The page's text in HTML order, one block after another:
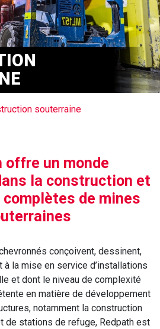
souterraine
offre un monde
la construction et
de mines
conçoivent, dessinent,
la mise en service d’installations
et dont le niveau de complexité
en matière de développement
notamment la construction
de stations de refuge, Redpath est